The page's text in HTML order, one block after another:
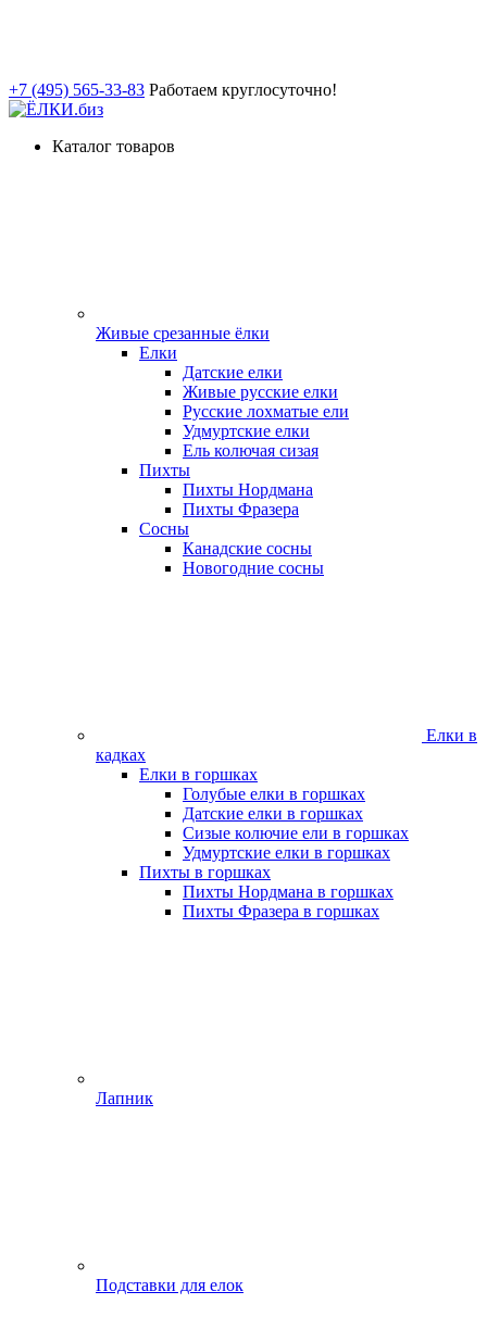
+7 (495) 565-33-83 Работаем круглосуточно!
Каталог товаров
Живые срезанные ёлки
Елки
Датские елки
Живые русские елки
Русские лохматые ели
Удмуртские елки
Ель колючая сизая
Пихты
Пихты Нордмана
Пихты Фразера
Сосны
Канадские сосны
Новогодние сосны
Елки в
кадках
Елки в горшках
Голубые елки в горшках
Датские елки в горшках
Сизые колючие ели в горшках
Удмуртские елки в горшках
Пихты в горшках
Пихты Нордмана в горшках
Пихты Фразера в горшках
Лапник
Подставки для елок